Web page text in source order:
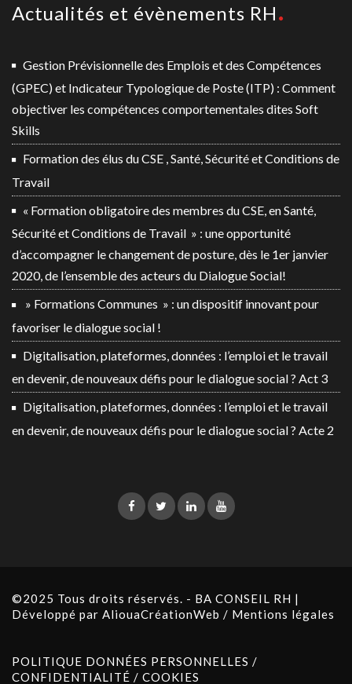
Actualités et évènements RH
Gestion Prévisionnelle des Emplois et des Compétences
(GPEC) et Indicateur Typologique de Poste (ITP) : Comment
objectiver les compétences comportementales dites Soft
Skills
Formation des élus du CSE , Santé, Sécurité et Conditions de
Travail
« Formation obligatoire des membres du CSE, en Santé,
Sécurité et Conditions de Travail » : une opportunité
d’accompagner le changement de posture, dès le 1er janvier
2020, de l’ensemble des acteurs du Dialogue Social!
» Formations Communes » : un dispositif innovant pour
favoriser le dialogue social !
Digitalisation, plateformes, données : l’emploi et le travail
en devenir, de nouveaux défis pour le dialogue social ? Act 3
Digitalisation, plateformes, données : l’emploi et le travail
en devenir, de nouveaux défis pour le dialogue social ? Acte 2
©2025 Tous droits réservés. - BA CONSEIL RH |
Développé par AliouaCréationWeb / Mentions légales
POLITIQUE DONNÉES PERSONNELLES /
CONFIDENTIALITÉ / COOKIES